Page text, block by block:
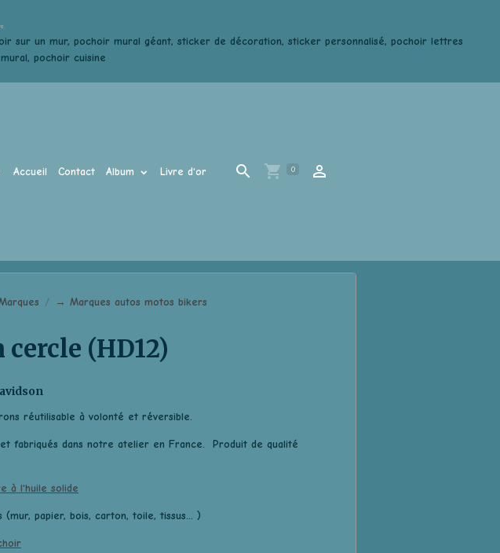
sur un mur, pochoir mural géant, sticker de décoration, sticker personnalisé, pochoir lettres
pochoir cuisine
Accueil Contact Album Livre d'or 0
→ Marques autos motos bikers
(HD12)
réutilisable à volonté et réversible.
fabriqués dans notre atelier en France. Produit de qualité
à l'huile solide
papier, bois, carton, toile, tissus... )